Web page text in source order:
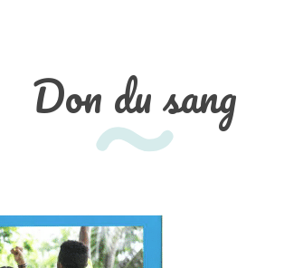
Don du sang